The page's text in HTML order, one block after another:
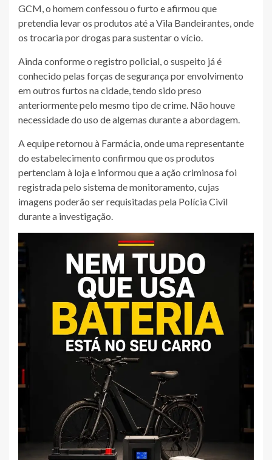
GCM, o homem confessou o furto e afirmou que
pretendia levar os produtos até a Vila Bandeirantes, onde
os trocaria por drogas para sustentar o vício.
Ainda conforme o registro policial, o suspeito já é
conhecido pelas forças de segurança por envolvimento
em outros furtos na cidade, tendo sido preso
anteriormente pelo mesmo tipo de crime. Não houve
necessidade do uso de algemas durante a abordagem.
A equipe retornou à Farmácia, onde uma representante
do estabelecimento confirmou que os produtos
pertenciam à loja e informou que a ação criminosa foi
registrada pelo sistema de monitoramento, cujas
imagens poderão ser requisitadas pela Polícia Civil
durante a investigação.